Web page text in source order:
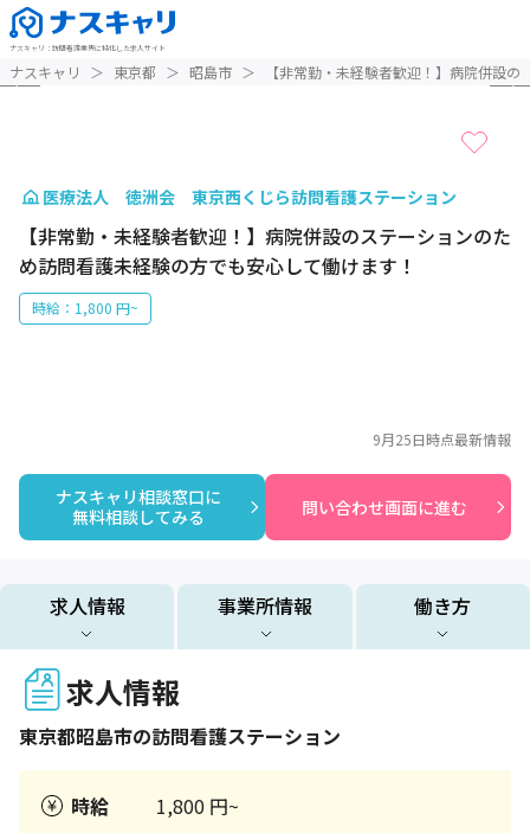
ナスキャリ ： 訪問看護業界に特化した求人サイト
ナスキャリ ＞ 東京都 ＞ 昭島市 ＞ 【非常勤・未経験者歓迎！】病院併設
医療法人 徳洲会 東京西くじら訪問看護ステーション
【非常勤・未経験者歓迎！】病院併設のステーションのた
め訪問看護未経験の方でも安心して働けます！
時給：1,800 円~
ナスキャリ相談窓口に
無料相談してみる
問い合わせ画面に進む
9月25日時点最新情報
求人情報 事業所情報 働き方
求人情報
東京都昭島市の訪問看護ステーション
時給 1,800 円~